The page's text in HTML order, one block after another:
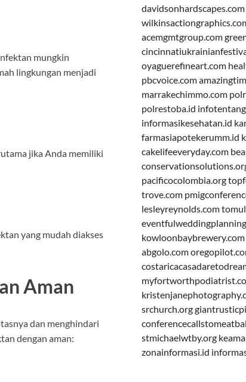
mungkin
lingkungan menjadi
jika Anda memiliki
yang mudah diakses
Aman
dan menghindari
dengan aman:
davidsonhardscapes.com
acemgmtgroup.com
oyaguerefineart.com
pbcvoice.com
marrakechimmo.com
polrestoba.id
informasikesehatan.id
farmasiapotekerumm.id
cakelifeeveryday.com
pacificocolombia.org
trove.com
lesleyreynolds.com
kowloonbaybrewery.com
abgolo.com
srchurch.org
stmichaelwtby.org
zonainformasi.id